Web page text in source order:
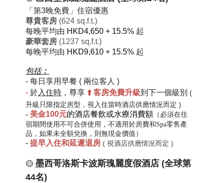
「第3晚免費」住宿優惠
尊貴客房 (624 sq.f.t.)
每晚平均由 HKD4,650 + 15.5% 起
豪華套房 (1237 sq.f.t.)
每晚平均由 HKD9,610+ 15.5% 起
包括︰
-每日享用早餐 ( 兩位客人 )
-於入住時 ，尊享 ⬆️客房免費升級到下一個級別 (
升級只限指定房型，視入住當時酒店供應情況而定 )
- 美金100元的酒店餐飲或水療消費額 （必須在住
宿期間使用不可合併使用，不適用於房費和 Spa零售產
品 ，如果未全額兌換，則無現金價值）
-提早入住和延遲退房 ( 視酒店供應情況而定 )
🟡墨西哥洛斯卡波斯瑰麗度假酒店 (全球第
44名)